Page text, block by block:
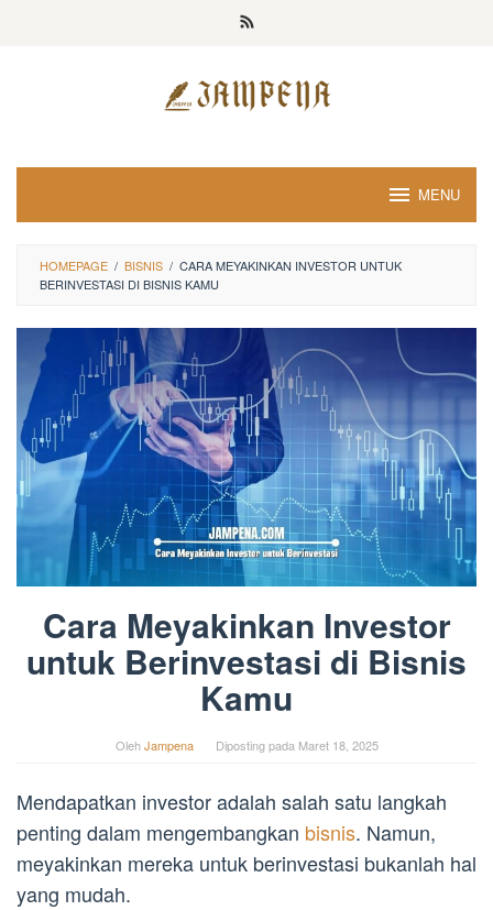
MENU
HOMEPAGE / BISNIS / CARA MEYAKINKAN INVESTOR UNTUK
BERINVESTASI DI BISNIS KAMU
Cara Meyakinkan Investor
untuk Berinvestasi di Bisnis
Kamu
OlehJampena Diposting pada Maret 18, 2025
Mendapatkan investor adalah salah satu langkah
penting dalam mengembangkan bisnis. Namun,
meyakinkan mereka untuk berinvestasi bukanlah hal
yang mudah.